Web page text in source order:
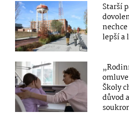
Starší
lepší a
Školy
důvod